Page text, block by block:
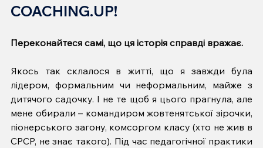
COACHING.UP!
Переконайтеся самі, що ця історія справді вражає.
Якось так склалося в житті, що я завжди була
лідером, формальним чи неформальним, майже з
дитячого садочку. І не те щоб я цього прагнула, але
мене обирали – командиром жовтенятської зірочки,
піонерського загону, комсоргом класу (хто не жив в
СРСР, не знає такого). Під час педагогічної практики